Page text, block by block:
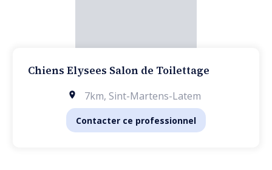
Chiens Elysees Salon de Toilettage
7km, Sint-Martens-Latem
Contacter ce professionnel